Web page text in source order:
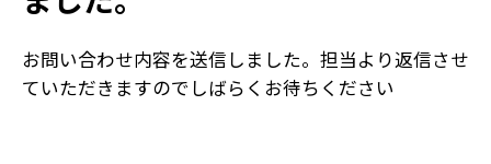
お問い合わせ内容を送信しました。担当より返信させ
ていただきますのでしばらくお待ちください